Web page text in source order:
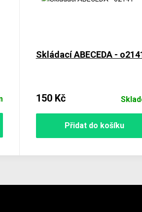
Skládací ABECEDA -
150 Kč
Přidat do košíku